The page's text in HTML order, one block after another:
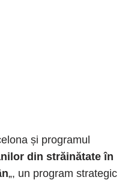
și programul
din străinătate în
„, un program strategic